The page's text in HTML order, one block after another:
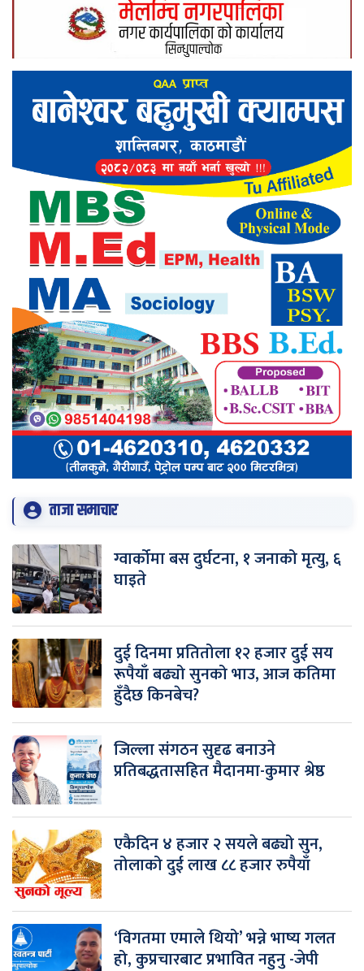
ताजा समाचार
ग्वार्कोमा बस दुर्घटना, १ जनाको मृत्यु, ६
घाइते
दुई दिनमा प्रतितोला १२ हजार दुई सय
रूपैयाँ बढ्यो सुनको भाउ, आज कतिमा
हुँदैछ किनबेच?
जिल्ला संगठन सुदृढ बनाउने
प्रतिबद्धतासहित मैदानमा-कुमार श्रेष्ठ
एकैदिन ४ हजार २ सयले बढ्यो सुन,
तोलाको दुई लाख ८८ हजार रुपैयाँ
‘विगतमा एमाले थियो’ भन्ने भाष्य गलत
हो, कुप्रचारबाट प्रभावित नहुनु -जेपी